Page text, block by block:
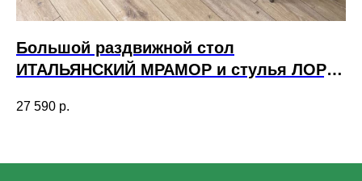
Большой раздвижной стол
ИТАЛЬЯНСКИЙ МРАМОР и стулья ЛОРД
27 590 р.